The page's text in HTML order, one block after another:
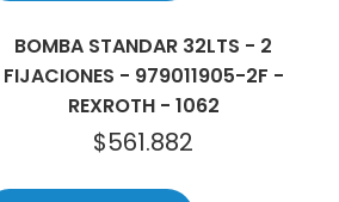
BOMBA STANDAR 32LTS - 2
FIJACIONES - 979011905-2F -
REXROTH - 1062
$561.882